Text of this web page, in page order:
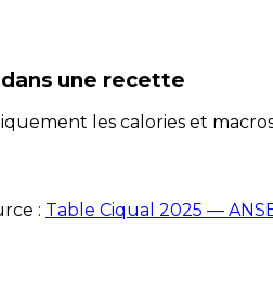
dans une recette
les calories et
: Table Ciqual 2025 —